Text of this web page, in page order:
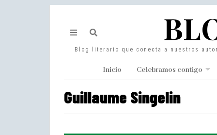
Blog literario que conecta a nuestros
Inicio Celebramos contigo
Guillaume Singelin